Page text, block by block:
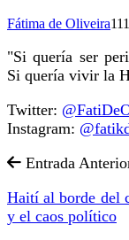
Fátima de Oliveira
"Si quería ser
Si quería vivir la
Twitter:
Instagram:
Entrada
Haití al borde del
y el caos político